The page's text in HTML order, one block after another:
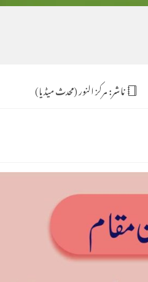
ناشر:مرکز النور (محدث میڈیا)